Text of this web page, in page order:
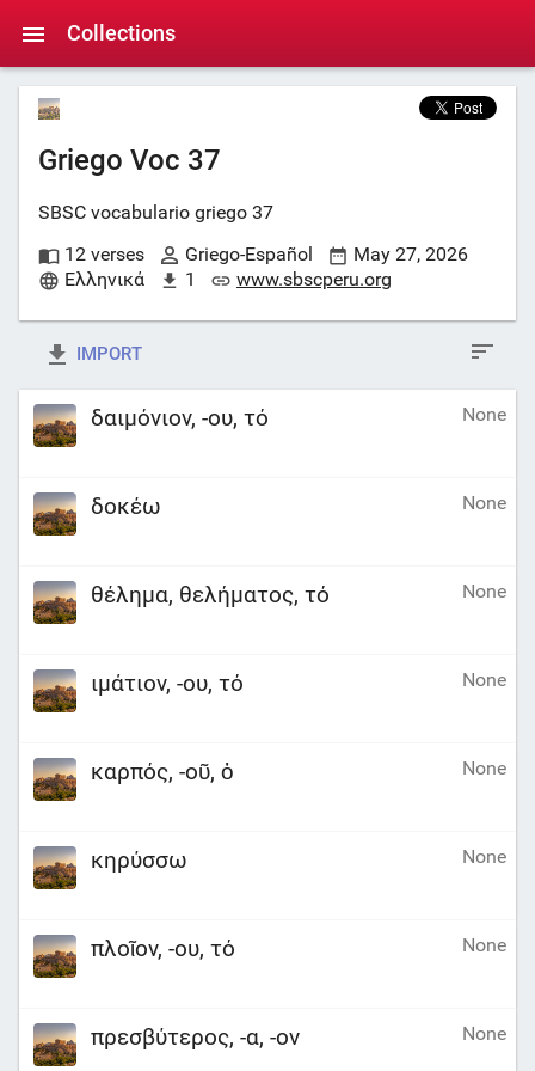
Collections
Griego Voc 37
SBSC vocabulario griego 37
12 verses
Griego-Español
May 27, 2026
Ελληνικά
1 www.sbscperu.org
IMPORT
δαιμόνιον, -ου, τό None
δοκέω None
θέλημα, θελήματος, τό None
ιμάτιον, -ου, τό None
καρπός, -οῦ, ὁ None
κηρύσσω None
πλοῖον, -ου, τό None
πρεσβύτερος, -α, -ον None